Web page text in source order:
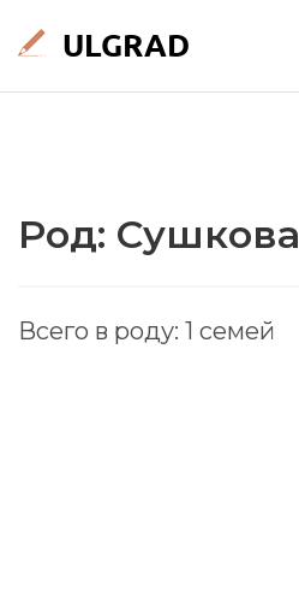
Род: Сушкова
Всего в роду: 1 семей